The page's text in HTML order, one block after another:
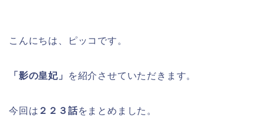
こんにちは、ピッコです。
「影の皇妃」 を紹介させていただきます。
今回は ２２３ 話をまとめました。